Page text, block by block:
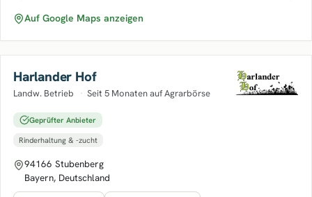
Auf Google Maps anzeigen
Harlander Hof
Landw. Betrieb · Seit 5 Monaten auf Agrarbörse
Geprüfter Anbieter
Rinderhaltung & -zucht
94166 Stubenberg
Bayern, Deutschland